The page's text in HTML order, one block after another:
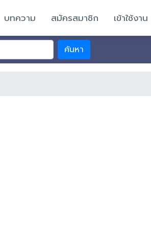
บทความ สมัครสมาชิก เข้าใช้งาน
ค้นหา